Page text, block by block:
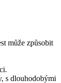
může způsobit
s dlouhodobými